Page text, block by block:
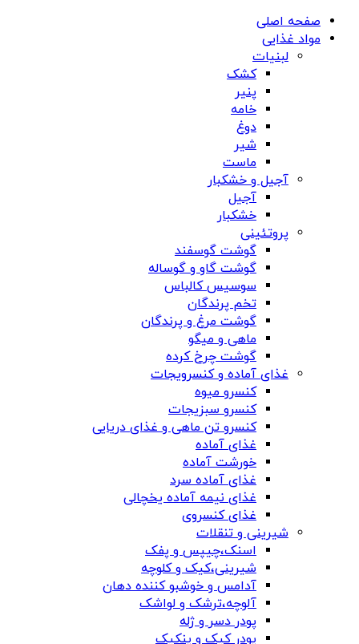
صفحه اصلی
مواد غذایی
لبنیات
کشک
پنیر
خامه
دوغ
شیر
ماست
آجیل و خشکبار
آجیل
خشکبار
پروتئینی
گوشت گوسفند
گوشت گاو و گوساله
سوسیس کالباس
تخم پرندگان
گوشت مرغ و پرندگان
ماهی و میگو
گوشت چرخ کرده
غذای آماده و کنسرویجات
کنسرو میوه
کنسرو سبزیجات
کنسرو تن ماهی و غذای دریایی
غذای آماده
خورشت آماده
غذای آماده سرد
غذای نیمه آماده یخچالی
غذای کنسروی
شیرینی و تنقلات
اسنک،چیپس و پفک
شیرینی،کیک و کلوچه
آدامس و خوشبو کننده دهان
آلوچه،ترشک و لواشک
پودر دسر و ژله
پودر کیک و پنکیک